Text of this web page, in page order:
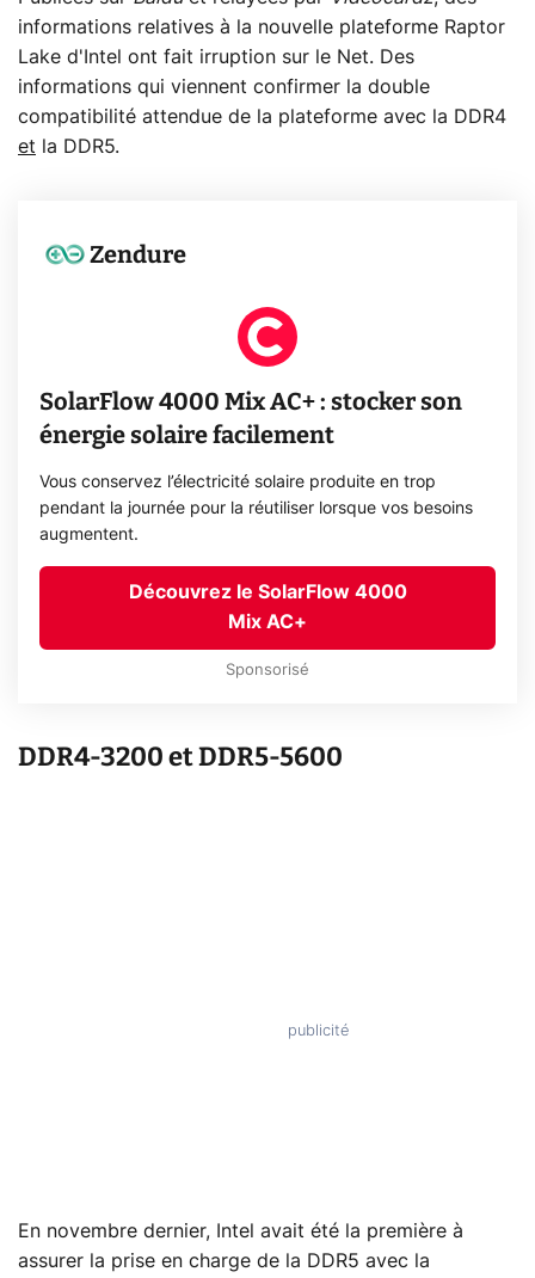
informations relatives à la nouvelle plateforme Raptor
Lake d'Intel ont fait irruption sur le Net. Des
informations qui viennent confirmer la double
compatibilité attendue de la plateforme avec la DDR4
et la DDR5.
Zendure
SolarFlow 4000 Mix AC+ : stocker son
énergie solaire facilement
Vous conservez l’électricité solaire produite en trop
pendant la journée pour la réutiliser lorsque vos besoins
augmentent.
Découvrez le SolarFlow 4000
Mix AC+
Sponsorisé
DDR4-3200 et DDR5-5600
En novembre dernier, Intel avait été la première à
assurer la prise en charge de la DDR5 avec la